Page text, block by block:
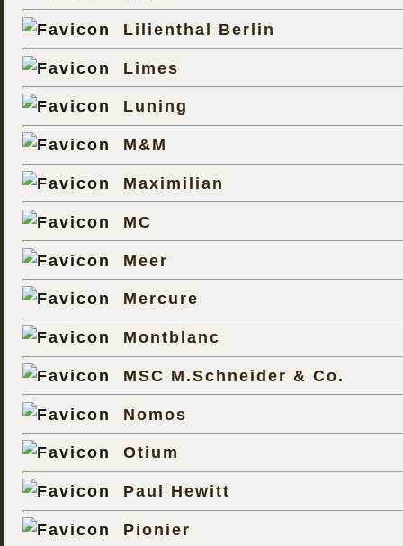
Lilienthal Berlin
Limes
Luning
M&M
Maximilian
MC
Meer
Mercure
Montblanc
MSC M.Schneider & Co.
Nomos
Otium
Paul Hewitt
Pionier